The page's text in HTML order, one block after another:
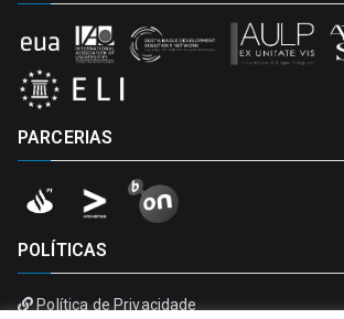
PARCERIAS
POLÍTICAS
Política de Privacidade